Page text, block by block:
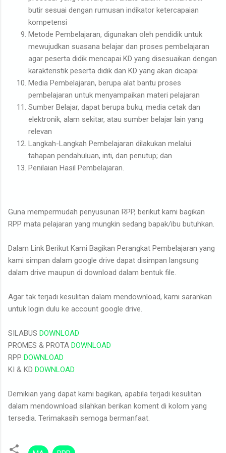
butir sesuai dengan rumusan indikator ketercapaian
kompetensi
Metode Pembelajaran, digunakan oleh pendidik untuk
mewujudkan suasana belajar dan proses pembelajaran
agar peserta didik mencapai KD yang disesuaikan dengan
karakteristik peserta didik dan KD yang akan dicapai
Media Pembelajaran, berupa alat bantu proses
pembelajaran untuk menyampaikan materi pelajaran
Sumber Belajar, dapat berupa buku, media cetak dan
elektronik, alam sekitar, atau sumber belajar lain yang
relevan
Langkah-Langkah Pembelajaran dilakukan melalui
tahapan pendahuluan, inti, dan penutup; dan
Penilaian Hasil Pembelajaran.
Guna mempermudah penyusunan RPP, berikut kami bagikan
RPP mata pelajaran yang mungkin sedang bapak/ibu butuhkan.
Dalam Link Berikut Kami Bagikan Perangkat Pembelajaran yang
kami simpan dalam google drive dapat disimpan langsung
dalam drive maupun di download dalam bentuk file.
Agar tak terjadi kesulitan dalam mendownload, kami sarankan
untuk login dulu ke account google drive.
SILABUS DOWNLOAD
PROMES & PROTA DOWNLOAD
RPP DOWNLOAD
KI & KD DOWNLOAD
Demikian yang dapat kami bagikan, apabila terjadi kesulitan
dalam mendownload silahkan berikan koment di kolom yang
tersedia. Terimakasih semoga bermanfaat.